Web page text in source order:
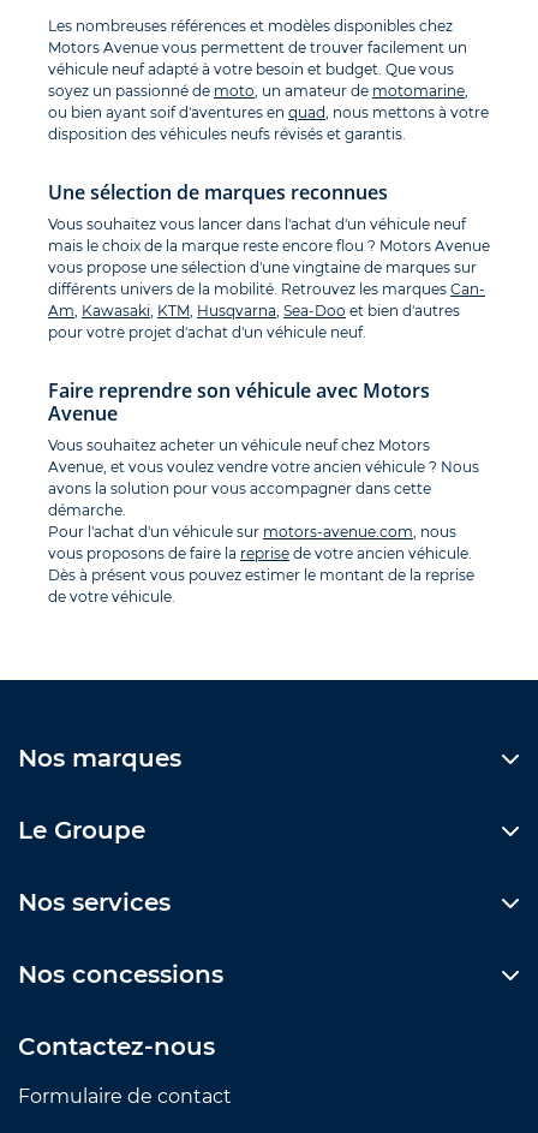
Les nombreuses références et modèles disponibles chez
Motors Avenue vous permettent de trouver facilement un
véhicule neuf adapté à votre besoin et budget. Que vous
soyez un passionné de moto, un amateur de motomarine,
ou bien ayant soif d'aventures en quad, nous mettons à votre
disposition des véhicules neufs révisés et garantis.
Une sélection de marques reconnues
Vous souhaitez vous lancer dans l'achat d'un véhicule neuf
mais le choix de la marque reste encore flou ? Motors Avenue
vous propose une sélection d'une vingtaine de marques sur
différents univers de la mobilité. Retrouvez les marques Can-
Am, Kawasaki, KTM, Husqvarna, Sea-Doo et bien d'autres
pour votre projet d'achat d'un véhicule neuf.
Faire reprendre son véhicule avec Motors
Avenue
Vous souhaitez acheter un véhicule neuf chez Motors
Avenue, et vous voulez vendre votre ancien véhicule ? Nous
avons la solution pour vous accompagner dans cette
démarche.
Pour l'achat d'un véhicule sur motors-avenue.com, nous
vous proposons de faire la reprise de votre ancien véhicule.
Dès à présent vous pouvez estimer le montant de la reprise
de votre véhicule.
Nos marques
Le Groupe
Nos services
Nos concessions
Contactez-nous
Formulaire de contact